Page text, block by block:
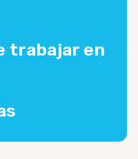
trabajar en